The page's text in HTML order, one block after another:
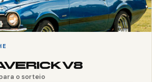
V8
o sorteio